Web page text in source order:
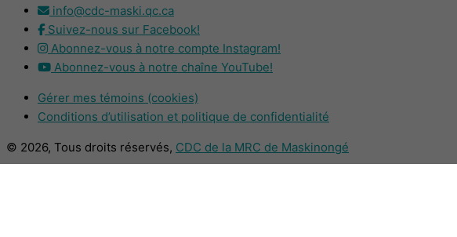
info@cdc-maski.qc.ca
Suivez-nous sur Facebook!
Abonnez-vous à notre compte Instagram!
Abonnez-vous à notre chaîne YouTube!
Gérer mes témoins (cookies)
Conditions d’utilisation et politique de confidentialité
© 2026, Tous droits réservés, CDC de la MRC de Maskinongé